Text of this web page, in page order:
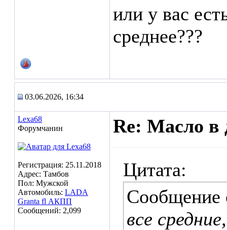
или у вас
среднее???
03.06.2026, 16:34
Lexa68
Форумчанин
Регистрация: 25.11.2018
Адрес: Тамбов
Пол: Мужской
Автомобиль: LADA
Granta fl АКПП
Сообщений: 2,099
Re: Масло в
Цитата:
Сообщение
все